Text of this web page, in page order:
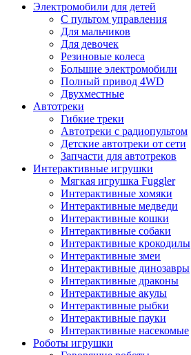
Электромобили для детей
С пультом управления
Для мальчиков
Для девочек
Резиновые колеса
Большие электромобили
Полный привод 4WD
Двухместные
Автотреки
Гибкие треки
Автотреки с радиопультом
Детские автотреки от сети
Запчасти для автотреков
Интерактивные игрушки
Мягкая игрушка Fuggler
Интерактивные хомяки
Интерактивные медведи
Интерактивные кошки
Интерактивные собаки
Интерактивные крокодилы
Интерактивные змеи
Интерактивные динозавры
Интерактивные драконы
Интерактивные акулы
Интерактивные рыбки
Интерактивные пауки
Интерактивные насекомые
Роботы игрушки